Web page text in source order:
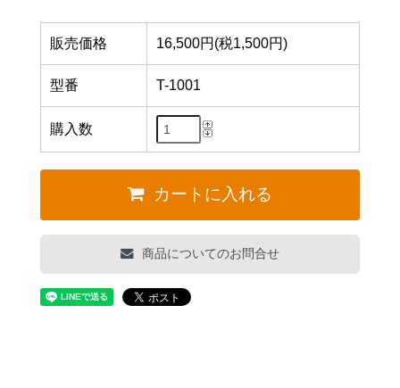
販売価格 16,500円(税1,500円)
型番 T-1001
購入数
カートに入れる
商品についてのお問合せ